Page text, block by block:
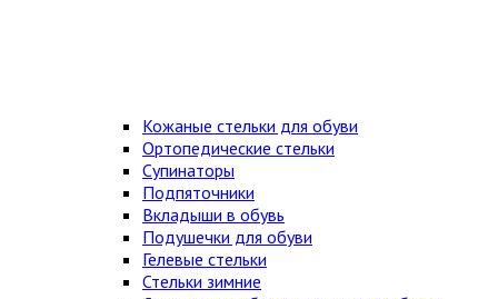
Кожаные стельки для обуви
Ортопедические стельки
Супинаторы
Подпяточники
Вкладыши в обувь
Подушечки для обуви
Гелевые стельки
Стельки зимние